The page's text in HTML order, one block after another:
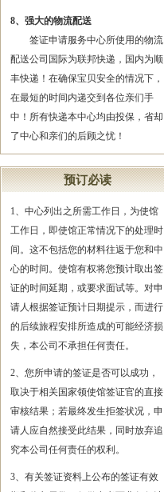
8、强大的物流配送
签证申请服务中心所使用的物流
配送公司国际为联邦快递，国内为顺
丰快递！在确保宝贝安全的情况下，
在最短的时间内递交到各位亲们手
中！所有快递本中心均由投保，省却
了中心和亲们的后顾之忧！
预订必读
1、中心列出之所需工作日，为使馆
工作日，即使馆正常情况下的处理时
间。这不包括您的材料往返于您和中
心的时间。使馆有权将您预计取出签
证的时间延期，或要求面试等。对申
请人根据签证预计日期提示，而进行
的后续旅程安排所造成的可能经济损
失，本公司不承担任何责任。
2、您所申请的签证是否可以成功，
取决于相关国家领使馆签证官的直接
审核结果；若最终发生拒签状况，申
请人应自然接受此结果，同时放弃追
究本公司任何责任的权利。
3、有关签证资料上公布的签证有效